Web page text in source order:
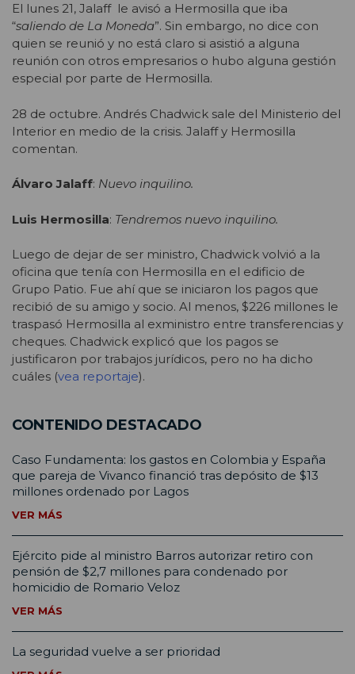
El lunes 21, Jalaff le avisó a Hermosilla que iba
“saliendo de La Moneda”. Sin embargo, no dice con
quien se reunió y no está claro si asistió a alguna
reunión con otros empresarios o hubo alguna gestión
especial por parte de Hermosilla.
28 de octubre. Andrés Chadwick sale del Ministerio del
Interior en medio de la crisis. Jalaff y Hermosilla
comentan.
Álvaro Jalaff: Nuevo inquilino.
Luis Hermosilla: Tendremos nuevo inquilino.
Luego de dejar de ser ministro, Chadwick volvió a la
oficina que tenía con Hermosilla en el edificio de
Grupo Patio. Fue ahí que se iniciaron los pagos que
recibió de su amigo y socio. Al menos, $226 millones le
traspasó Hermosilla al exministro entre transferencias y
cheques. Chadwick explicó que los pagos se
justificaron por trabajos jurídicos, pero no ha dicho
cuáles (vea reportaje).
CONTENIDO DESTACADO
Caso Fundamenta: los gastos en Colombia y España
que pareja de Vivanco financió tras depósito de $13
millones ordenado por Lagos
VER MÁS
Ejército pide al ministro Barros autorizar retiro con
pensión de $2,7 millones para condenado por
homicidio de Romario Veloz
VER MÁS
La seguridad vuelve a ser prioridad